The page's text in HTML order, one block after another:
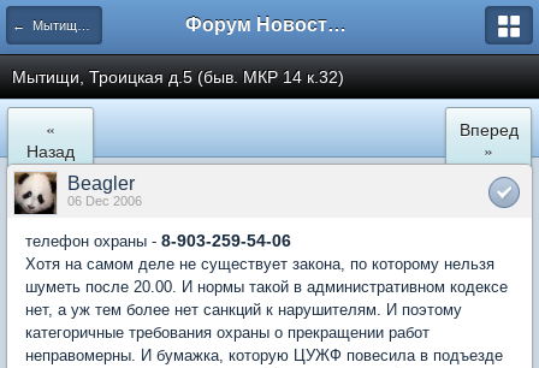
← Мытищи, Троицкая д.5 Форум Новостройки
Мытищи, Троицкая д.5 (быв. МКР 14 к.32)
«
Назад
Вперед
»
Beagler
06 Dec 2006
телефон охраны - 8-903-259-54-06
Хотя на самом деле не существует закона, по которому нельзя
шуметь после 20.00. И нормы такой в административном кодексе
нет, а уж тем более нет санкций к нарушителям. И поэтому
категоричные требования охраны о прекращении работ
неправомерны. И бумажка, которую ЦУЖФ повесила в подъезде